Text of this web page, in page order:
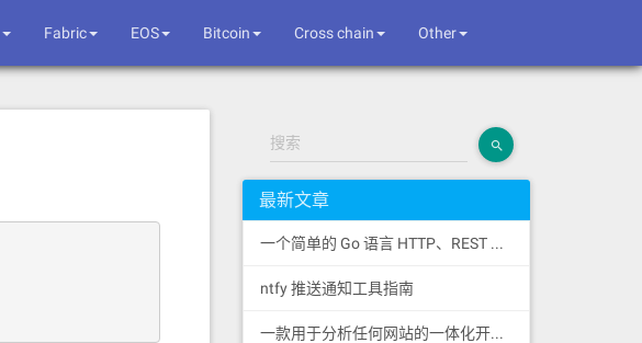
Fabric EOS Bitcoin Cross chain Other
搜索
最新文章
一个简单的 Go 语言 HTTP、REST 和 SSE 客户端库
ntfy 推送通知工具指南
一款用于分析任何网站的一体化开源情报工具